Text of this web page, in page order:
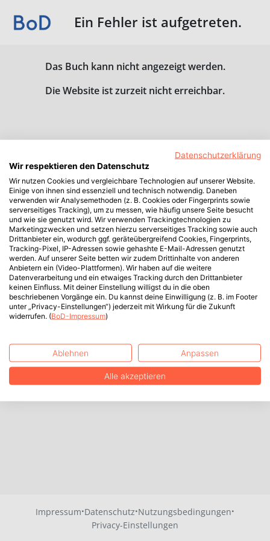
Ein Fehler ist aufgetreten.
Das Buch kann nicht angezeigt werden.
Die Website ist zurzeit nicht erreichbar.
Impressum·Datenschutz·Nutzungsbedingungen·
Privacy-Einstellungen
Datenschutzerklärung
Wir respektieren den Datenschutz
Wir nutzen Cookies und vergleichbare Technologien auf unserer Website.
Einige von ihnen sind essenziell und technisch notwendig. Daneben
verwenden wir Analysemethoden (z. B. Cookies oder Fingerprints sowie
serverseitiges Tracking), um zu messen, wie häufig unsere Seite besucht
und wie sie genutzt wird. Wir verwenden Trackingtechnologien zu
Marketingzwecken und setzen hierzu serverseitiges Tracking sowie auch
Drittanbieter ein, wodurch ggf. geräteübergreifend Cookies, Fingerprints,
Tracking-Pixel, IP-Adressen sowie gehashte E-Mail-Adressen genutzt
werden. Auf unserer Seite betten wir zudem Drittinhalte von anderen
Anbietern ein (Video-Plattformen). Wir haben auf die weitere
Datenverarbeitung und ein etwaiges Tracking durch den Drittanbieter
keinen Einfluss. Mit deiner Einstellung willigst du in die oben
beschriebenen Vorgänge ein. Du kannst deine Einwilligung (z. B. im Footer
unter „Privacy-Einstellungen“) jederzeit mit Wirkung für die Zukunft
widerrufen. (BoD-Impressum)
Ablehnen Anpassen
Alle akzeptieren